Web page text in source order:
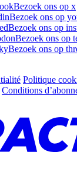
Bezoek ons op x
Bezoek ons op
Bezoek ons op
Bezoek ons op
Bezoek ons op
Politique
Conditions